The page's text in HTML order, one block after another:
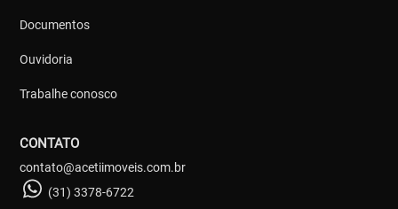
Documentos
Ouvidoria
Trabalhe conosco
CONTATO
contato@acetiimoveis.com.br
(31) 3378-6722